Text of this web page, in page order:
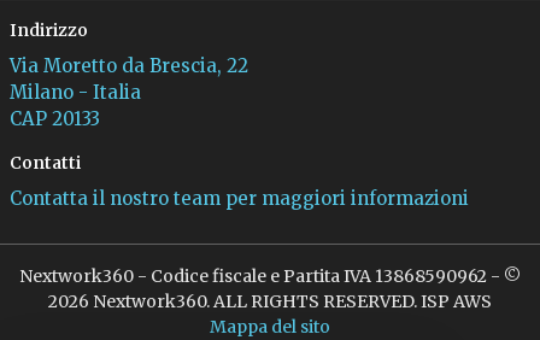
Indirizzo
Via Moretto da Brescia, 22
Milano - Italia
CAP 20133
Contatti
Contatta il nostro team per maggiori informazioni
Nextwork360 - Codice fiscale e Partita IVA 13868590962 - ©
2026 Nextwork360. ALL RIGHTS RESERVED. ISP AWS
Mappa del sito